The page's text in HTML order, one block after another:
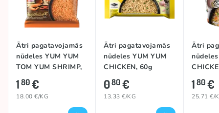
Ātri pagatavojamās
nūdeles YUM YUM
TOM YUM SHRIMP,
100g
180€
18.00 €/KG
Ātri pagatavojamās
nūdeles YUM YUM
CHICKEN, 60g
080€
13.33 €/KG
Ātri
180€
25.71 €/